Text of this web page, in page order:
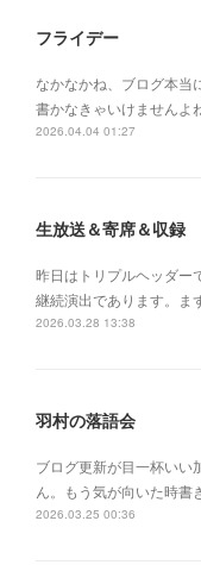
フライデー
なかなかね、ブログ本当
書かなきゃいけませんよ
2026.04.04 01:27
生放送＆寄席＆収録
昨日はトリプルヘッダー
継続演出であります。ま
2026.03.28 13:38
羽村の落語会
ブログ更新が目一杯いい
ん。もう気が向いた時書
2026.03.25 00:36